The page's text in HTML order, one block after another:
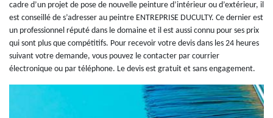
cadre d’un projet de pose de nouvelle peinture d’intérieur ou d’extérieur, il
est conseillé de s’adresser au peintre ENTREPRISE DUCULTY. Ce dernier est
un professionnel réputé dans le domaine et il est aussi connu pour ses prix
qui sont plus que compétitifs. Pour recevoir votre devis dans les 24 heures
suivant votre demande, vous pouvez le contacter par courrier
électronique ou par téléphone. Le devis est gratuit et sans engagement.